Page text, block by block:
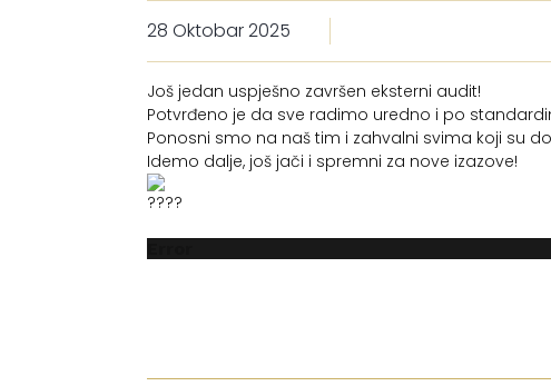
28 Oktobar 2025
Još jedan uspješno završen eksterni audit!
Potvrđeno je da sve radimo uredno i po
Ponosni smo na naš tim i zahvalni svima koji su
Idemo dalje, još jači i spremni za nove izazove!